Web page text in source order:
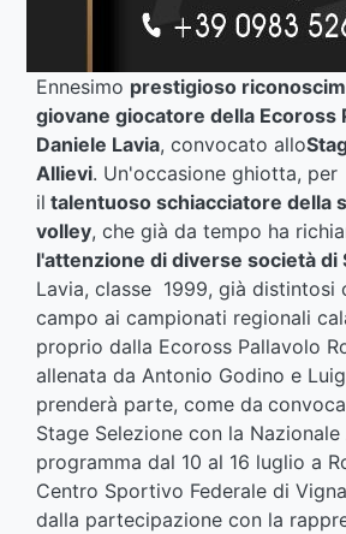
Ennesimo prestigioso
giovane giocatore della Ecoross
Daniele Lavia, convocato allo
Allievi. Un'occasione ghiotta, per
il talentuoso schiacciatore della
volley, che già da tempo ha
l'attenzione di diverse società di
Lavia, classe 1999, già distintosi
campo ai campionati regionali
proprio dalla Ecoross Pallavolo
allenata da Antonio Godino e
prenderà parte, come da
Stage Selezione con la
programma dal 10 al 16 luglio a
Centro Sportivo Federale di
dalla partecipazione con la